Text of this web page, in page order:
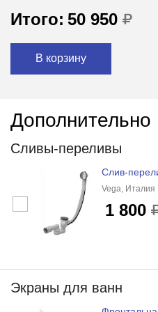
Итого: 50 950
В корзину
Дополнительно
Сливы-переливы
Слив-
Vega, Италия
1 800
Экраны для ванн